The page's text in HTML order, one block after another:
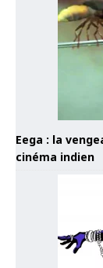
Eega : la
cinéma indien